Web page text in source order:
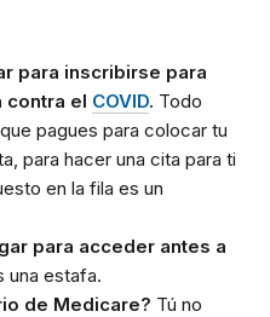
para inscribirse para
contra el COVID. Todo
pagues para colocar tu
para hacer una cita para ti
en la fila es un
para acceder antes a
una estafa.
de Medicare? Tú no